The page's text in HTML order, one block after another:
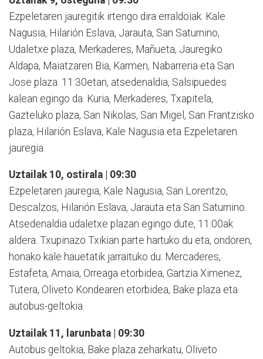
Ezpeletaren jauregitik irtengo dira erraldoiak. Kale
Nagusia, Hilarión Eslava, Jarauta, San Saturnino,
Udaletxe plaza, Merkaderes, Mañueta, Jauregiko
Aldapa, Maiatzaren Bia, Karmen, Nabarreria eta San
Jose plaza. 11:30etan, atsedenaldia, Salsipuedes
kalean egingo da. Kuria, Merkaderes, Txapitela,
Gazteluko plaza, San Nikolas, San Migel, San Frantzisko
plaza, Hilarión Eslava, Kale Nagusia eta Ezpeletaren
jauregia.
Uztailak 10, ostirala | 09:30
Ezpeletaren jauregia, Kale Nagusia, San Lorentzo,
Descalzos, Hilarión Eslava, Jarauta eta San Saturnino.
Atsedenaldia udaletxe plazan egingo dute, 11:00ak
aldera. Txupinazo Txikian parte hartuko du eta, ondoren,
honako kale hauetatik jarraituko du: Mercaderes,
Estafeta, Amaia, Orreaga etorbidea, Gartzia Ximenez,
Tutera, Oliveto Kondearen etorbidea, Bake plaza eta
autobus-geltokia.
Uztailak 11, larunbata | 09:30
Autobus geltokia, Bake plaza zeharkatu, Oliveto